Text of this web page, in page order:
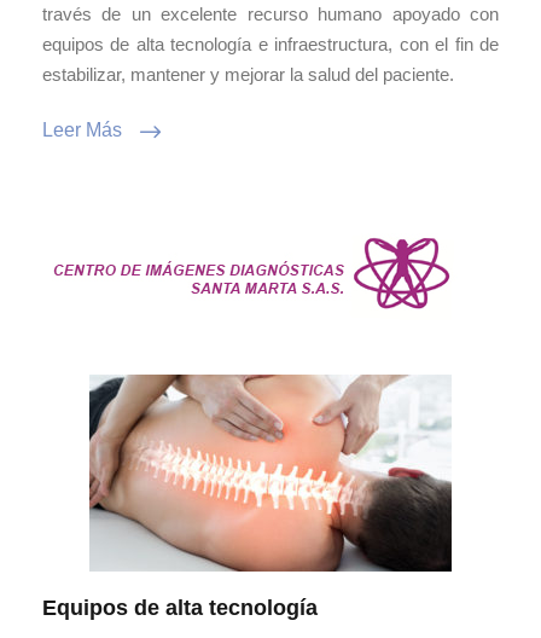
través de un excelente recurso humano apoyadocon
equipos de alta tecnología e infraestructura, con el fin de
estabilizar, mantener y mejorar la salud del paciente.
Leer Más
Equipos de alta tecnología